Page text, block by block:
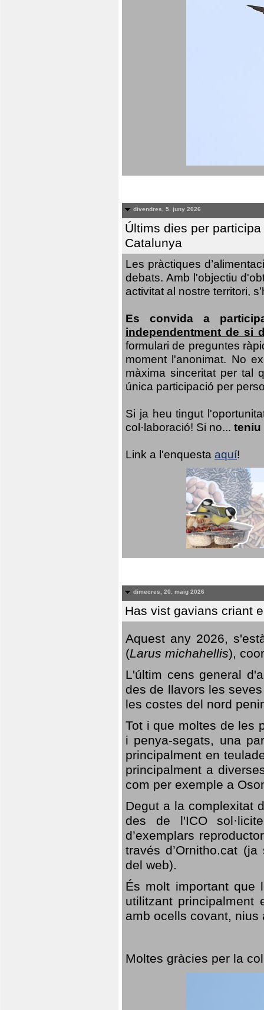
divendres, 5. juny 2026
Últims dies per
Catalunya
Les pràctiques
debats. Amb l'objectiu
activitat al nostre territori,
Es convida a
independentment de si
formulari de preguntes
moment l'anonimat. No
màxima sinceritat per tal
única participació per
Si ja heu tingut
col·laboració! Si no... teniu
Link a l'enquesta aquí!
dimecres, 20. maig 2026
Has vist gavians criant
Aquest any 2026,
(Larus michahellis),
L'últim cens general
des de llavors les
les costes del nord
Tot i que moltes de les
i penya-segats, una
principalment en
principalment a
com per exemple a
Degut a la complexitat
des de l'ICO
d’exemplars
través d’Ornitho.cat
del web).
És molt important que
utilitzant
amb ocells covant,
Moltes gràcies per la